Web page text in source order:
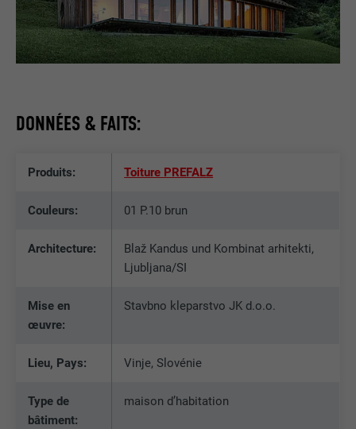
DONNÉES & FAITS:
Produits: Toiture PREFALZ
Couleurs: 01 P.10 brun
Architecture:
Blaž Kandus und Kombinat arhitekti,
Ljubljana/SI
Mise en
œuvre:
Stavbno kleparstvo JK d.o.o.
Lieu, Pays: Vinje, Slovénie
Type de
bâtiment:
maison d’habitation